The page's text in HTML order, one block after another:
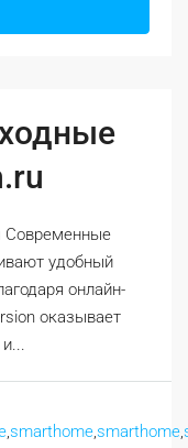
Современные
удобный
онлайн-
оказывает
smarthome smarthome